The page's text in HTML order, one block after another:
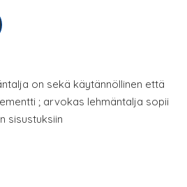
on sekä käytännöllinen että
; arvokas lehmäntalja sopii
sisustuksiin